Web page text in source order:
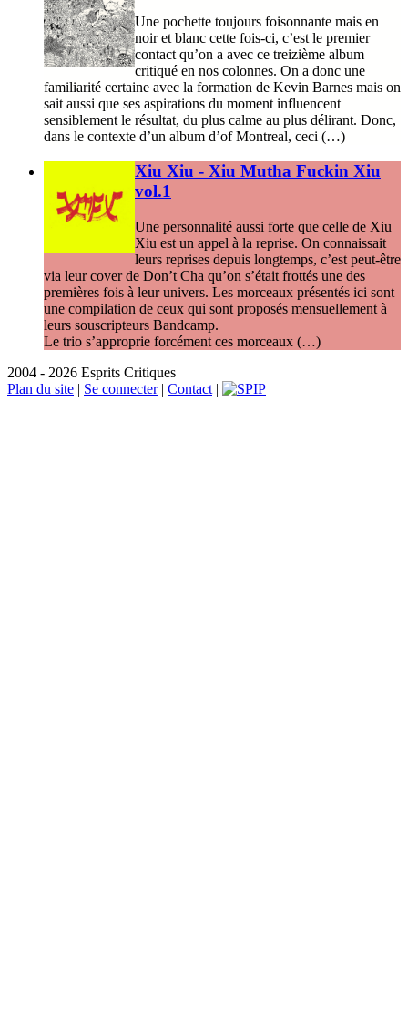
Une pochette toujours foisonnante mais en
noir et blanc cette fois-ci, c’est le premier
contact qu’on a avec ce treizième album
critiqué en nos colonnes. On a donc une
familiarité certaine avec la formation de Kevin Barnes mais on
sait aussi que ses aspirations du moment influencent
sensiblement le résultat, du plus calme au plus délirant. Donc,
dans le contexte d’un album d’of Montreal, ceci (…)
Xiu Xiu - Xiu Mutha Fuckin Xiu
vol.1
Une personnalité aussi forte que celle de Xiu
Xiu est un appel à la reprise. On connaissait
leurs reprises depuis longtemps, c’est peut-être
via leur cover de Don’t Cha qu’on s’était frottés une des
premières fois à leur univers. Les morceaux présentés ici sont
une compilation de ceux qui sont proposés mensuellement à
leurs souscripteurs Bandcamp.
Le trio s’approprie forcément ces morceaux (…)
2004 - 2026 Esprits Critiques
Plan du site | Se connecter| Contact |